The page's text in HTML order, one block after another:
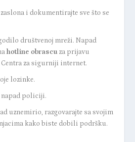
i dokumentirajte sve što se
društvenoj mreži. Napad
hotline obrascu za prijavu
za sigurniji internet.
lozinke.
policiji.
uznemirio, razgovarajte sa svojim
kako biste dobili podršku.